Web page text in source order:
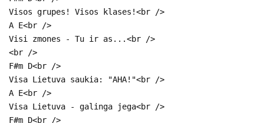
Visos grupes! Visos klases!<br />
A E<br />
Visi zmones - Tu ir as...<br />
<br />
F#m D<br />
Visa Lietuva saukia: "AHA!"<br />
A E<br />
Visa Lietuva - galinga jega<br />
F#m D<br />